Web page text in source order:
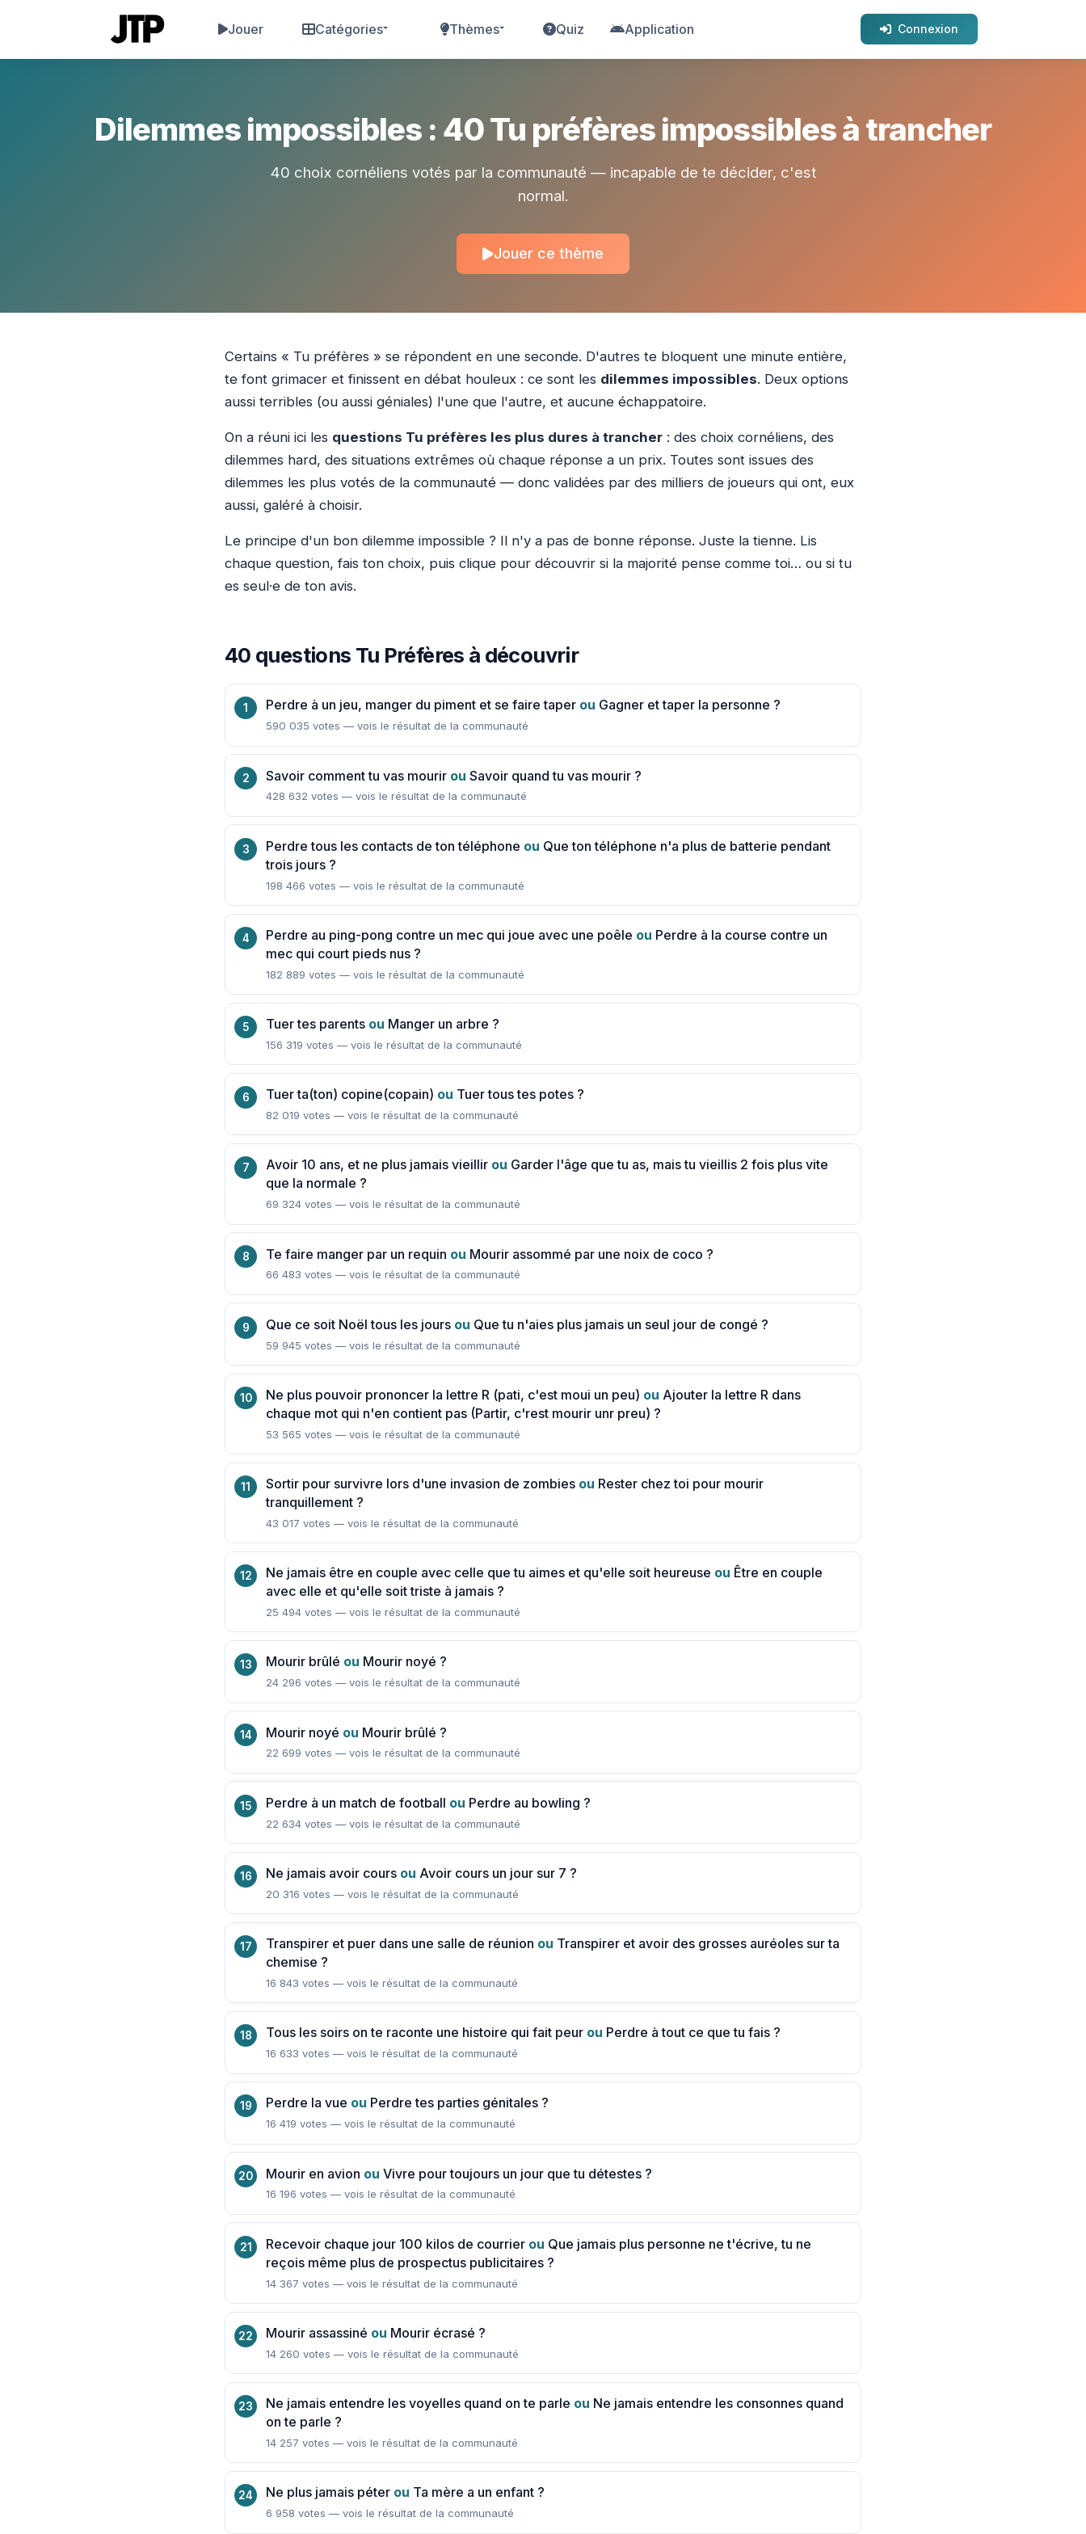
Jouer Catégories Thèmes Quiz Application Connexion
Dilemmes impossibles : 40 Tu préfères impossibles à trancher
40 choix cornéliens votés par la communauté — incapable de te décider, c'est
normal.
Jouer ce thème
Certains « Tu préfères » se répondent en une seconde. D'autres te bloquent une minute entière,
te font grimacer et finissent en débat houleux : ce sont les dilemmes impossibles. Deux options
aussi terribles (ou aussi géniales) l'une que l'autre, et aucune échappatoire.
On a réuni ici les questions Tu préfères les plus dures à trancher : des choix cornéliens, des
dilemmes hard, des situations extrêmes où chaque réponse a un prix. Toutes sont issues des
dilemmes les plus votés de la communauté — donc validées par des milliers de joueurs qui ont, eux
aussi, galéré à choisir.
Le principe d'un bon dilemme impossible ? Il n'y a pas de bonne réponse. Juste la tienne. Lis
chaque question, fais ton choix, puis clique pour découvrir si la majorité pense comme toi… ou si tu
es seul·e de ton avis.
40 questions Tu Préfères à découvrir
Perdre à un jeu, manger du piment et se faire taper ou Gagner et taper la personne ?
590 035 votes — vois le résultat de la communauté
Savoir comment tu vas mourir ou Savoir quand tu vas mourir ?
428 632 votes — vois le résultat de la communauté
Perdre tous les contacts de ton téléphone ou Que ton téléphone n'a plus de batterie pendant
trois jours ?
198 466 votes — vois le résultat de la communauté
Perdre au ping-pong contre un mec qui joue avec une poêle ou Perdre à la course contre un
mec qui court pieds nus ?
182 889 votes — vois le résultat de la communauté
Tuer tes parents ou Manger un arbre ?
156 319 votes — vois le résultat de la communauté
Tuer ta(ton) copine(copain) ou Tuer tous tes potes ?
82 019 votes — vois le résultat de la communauté
Avoir 10 ans, et ne plus jamais vieillir ou Garder l'âge que tu as, mais tu vieillis 2 fois plus vite
que la normale ?
69 324 votes — vois le résultat de la communauté
Te faire manger par un requin ou Mourir assommé par une noix de coco ?
66 483 votes — vois le résultat de la communauté
Que ce soit Noël tous les jours ou Que tu n'aies plus jamais un seul jour de congé ?
59 945 votes — vois le résultat de la communauté
Ne plus pouvoir prononcer la lettre R (pati, c'est moui un peu) ou Ajouter la lettre R dans
chaque mot qui n'en contient pas (Partir, c'rest mourir unr preu) ?
53 565 votes — vois le résultat de la communauté
Sortir pour survivre lors d'une invasion de zombies ou Rester chez toi pour mourir
tranquillement ?
43 017 votes — vois le résultat de la communauté
Ne jamais être en couple avec celle que tu aimes et qu'elle soit heureuse ou Être en couple
avec elle et qu'elle soit triste à jamais ?
25 494 votes — vois le résultat de la communauté
Mourir brûlé ou Mourir noyé ?
24 296 votes — vois le résultat de la communauté
Mourir noyé ou Mourir brûlé ?
22 699 votes — vois le résultat de la communauté
Perdre à un match de football ou Perdre au bowling ?
22 634 votes — vois le résultat de la communauté
Ne jamais avoir cours ou Avoir cours un jour sur 7 ?
20 316 votes — vois le résultat de la communauté
Transpirer et puer dans une salle de réunion ou Transpirer et avoir des grosses auréoles sur ta
chemise ?
16 843 votes — vois le résultat de la communauté
Tous les soirs on te raconte une histoire qui fait peur ou Perdre à tout ce que tu fais ?
16 633 votes — vois le résultat de la communauté
Perdre la vue ou Perdre tes parties génitales ?
16 419 votes — vois le résultat de la communauté
Mourir en avion ou Vivre pour toujours un jour que tu détestes ?
16 196 votes — vois le résultat de la communauté
Recevoir chaque jour 100 kilos de courrier ou Que jamais plus personne ne t'écrive, tu ne
reçois même plus de prospectus publicitaires ?
14 367 votes — vois le résultat de la communauté
Mourir assassiné ou Mourir écrasé ?
14 260 votes — vois le résultat de la communauté
Ne jamais entendre les voyelles quand on te parle ou Ne jamais entendre les consonnes quand
on te parle ?
14 257 votes — vois le résultat de la communauté
Ne plus jamais péter ou Ta mère a un enfant ?
6 958 votes — vois le résultat de la communauté